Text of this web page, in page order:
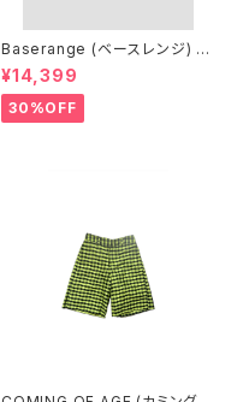
Baserange (ベースレンジ) PI
CTORIAL SKIRT (BLACK)
¥14,399
30%OFF